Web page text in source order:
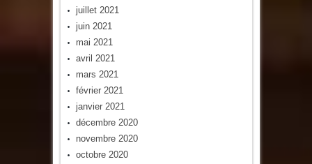
juillet 2021
juin 2021
mai 2021
avril 2021
mars 2021
février 2021
janvier 2021
décembre 2020
novembre 2020
octobre 2020